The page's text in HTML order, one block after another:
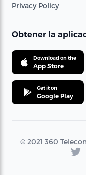
Privacy Policy
Obtener la
Download on the
App Store
Get it on
Google Play
© 2021 360